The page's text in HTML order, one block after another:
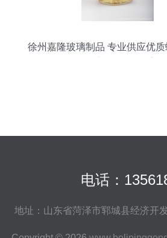
徐州嘉隆玻璃制品 专业供应优
电话：
地址：山东省菏泽市郓城县经济开